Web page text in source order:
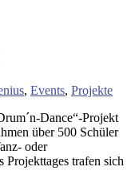
, Events, Projekte
Dance“-Projekt
über 500 Schüler
oder
Projekttages trafen sich